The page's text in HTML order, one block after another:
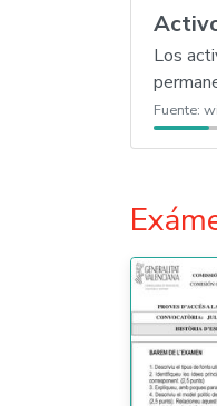
Los
Fuente: